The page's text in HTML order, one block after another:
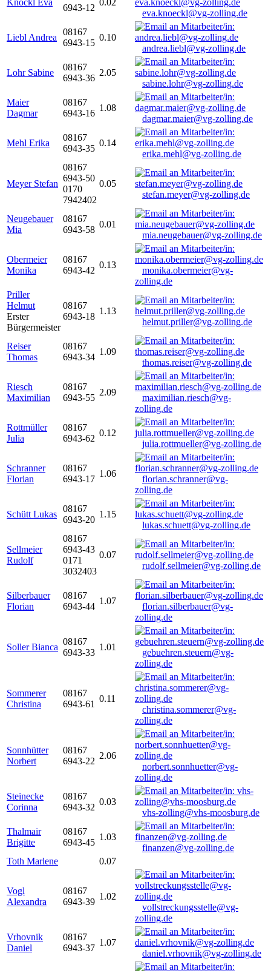
Knöckl Eva
6943-12
0.02
eva.knoeckl@vg-zolling.de
Liebl Andrea
08167
6943-15
0.10
andrea.liebl@vg-zolling.de
Lohr Sabine
08167
6943-36
2.05
sabine.lohr@vg-zolling.de
Maier
Dagmar
08167
6943-16
1.08
dagmar.maier@vg-zolling.de
Mehl Erika
08167
6943-35
0.14
erika.mehl@vg-zolling.de
Meyer Stefan
08167
6943-50
0170
7942402
0.05
stefan.meyer@vg-zolling.de
Neugebauer
Mia
08167
6943-58
0.01
mia.neugebauer@vg-zolling.de
Obermeier
Monika
08167
6943-42
0.13
monika.obermeier@vg-
zolling.de
Priller
Helmut
Erster
Bürgermeister
08167
6943-18
1.13
helmut.priller@vg-zolling.de
Reiser
Thomas
08167
6943-34
1.09
thomas.reiser@vg-zolling.de
Riesch
Maximilian
08167
6943-55
2.09
maximilian.riesch@vg-
zolling.de
Rottmüller
Julia
08167
6943-62
0.12
julia.rottmueller@vg-zolling.de
Schranner
Florian
08167
6943-17
1.06
florian.schranner@vg-
zolling.de
Schütt Lukas
08167
6943-20
1.15
lukas.schuett@vg-zolling.de
Sellmeier
Rudolf
08167
6943-43
0171
3032403
0.07
rudolf.sellmeier@vg-zolling.de
Silberbauer
Florian
08167
6943-44
1.07
florian.silberbauer@vg-
zolling.de
Soller Bianca
08167
6943-33
1.01
gebuehren.steuern@vg-
zolling.de
Sommerer
Christina
08167
6943-61
0.11
christina.sommerer@vg-
zolling.de
Sonnhütter
Norbert
08167
6943-22
2.06
norbert.sonnhuetter@vg-
zolling.de
Steinecke
Corinna
08167
6943-32
0.03
vhs-zolling@vhs-moosburg.de
Thalmair
Brigitte
08167
6943-45
1.03
finanzen@vg-zolling.de
Toth Marlene
0.07
Vogl
Alexandra
08167
6943-39
1.02
vollstreckungsstelle@vg-
zolling.de
Vrhovnik
Daniel
08167
6943-37
1.07
daniel.vrhovnik@vg-zolling.de